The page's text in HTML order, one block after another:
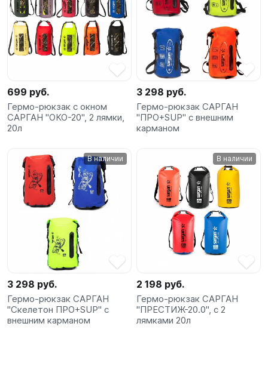
699 руб.
Гермо-рюкзак с окном
САРГАН "ОКО-20", 2 лямки,
20л
3 298 руб.
Гермо-рюкзак САРГАН
"ПРО+SUP" с внешним
карманом
В наличии
3 298 руб.
Гермо-рюкзак САРГАН
"Скелетон ПРО+SUP" с
внешним карманом
В наличии
2 198 руб.
Гермо-рюкзак САРГАН
"ПРЕСТИЖ-20.0", с 2
лямками 20л